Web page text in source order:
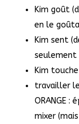
Kim goût
en le
Kim sent
seulement
Kim
travailler
ORANGE :
mixer